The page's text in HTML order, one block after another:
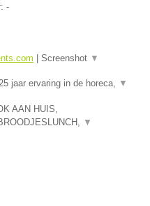
-
| Screenshot ▼
jaar ervaring in de horeca, ▼
AAN HUIS,
▼